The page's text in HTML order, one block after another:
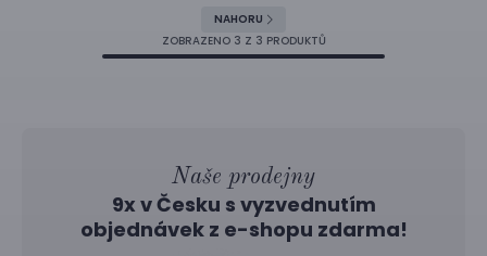
NAHORU
ZOBRAZENO 3 Z 3 PRODUKTŮ
Naše prodejny
9x v Česku s vyzvednutím
objednávek z e-shopu zdarma!